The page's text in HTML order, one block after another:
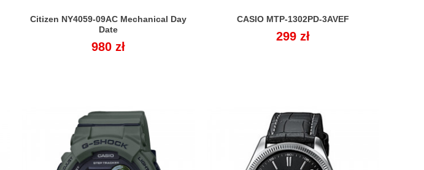
Citizen NY4059-09AC Mechanical Day
Date
Cena
980 zł
 CASIO MTP-1302PD-3AVEF
Cena
299 zł
